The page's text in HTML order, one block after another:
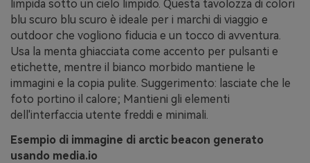
limpida sotto un cielo limpido. Questa tavolozza di colori
blu scuro blu scuro è ideale per i marchi di viaggio e
outdoor che vogliono fiducia e un tocco di avventura.
Usa la menta ghiacciata come accento per pulsanti e
etichette, mentre il bianco morbido mantiene le
immagini e la copia pulite. Suggerimento: lasciate che le
foto portino il calore; Mantieni gli elementi
dell'interfaccia utente freddi e minimali.
Esempio di immagine di arctic beacon generato
usando media.io